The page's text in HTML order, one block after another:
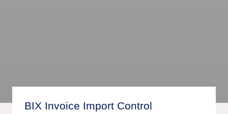
BIX Invoice Import Control